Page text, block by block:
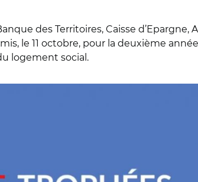
des Territoires, Caisse
le 11 octobre, pour la deuxième
logement social.